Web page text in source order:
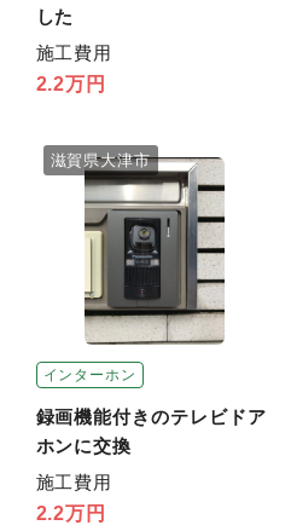
した
施工費用
2.2万円
インターホン
滋賀県大津市
録画機能付きのテレビドア
ホンに交換
施工費用
2.2万円